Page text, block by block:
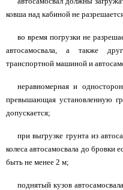
ковша над кабиной не
во время погрузки не
автосамосвала, а также
транспортной машиной и
неравномерная и
превышающая установленную
допускается;
при выгрузке грунта из
колеса автосамосвала до бровки
быть не менее 2 м;
поднятый кузов